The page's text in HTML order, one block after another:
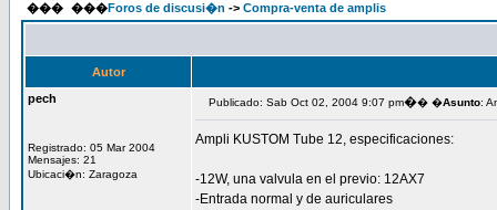
��� ���Foros de discusi�n -> Compra-venta de amplis
Autor
pech
Registrado: 05 Mar 2004
Mensajes: 21
Ubicaci�n: Zaragoza
Publicado: Sab Oct 02, 2004 9:07 pm�� �Asunto:
Ampli KUSTOM Tube 12, especificaciones:
-12W, una valvula en el previo: 12AX7
-Entrada normal y de auriculares